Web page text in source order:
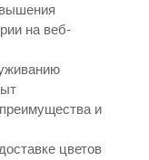
на веб-
и
цветов